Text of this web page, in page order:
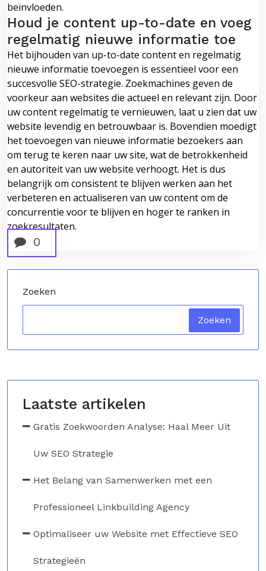
beïnvloeden.
Houd je content up-to-date en voeg
regelmatig nieuwe informatie toe
Het bijhouden van up-to-date content en regelmatig
nieuwe informatie toevoegen is essentieel voor een
succesvolle SEO-strategie. Zoekmachines geven de
voorkeur aan websites die actueel en relevant zijn. Door
uw content regelmatig te vernieuwen, laat u zien dat uw
website levendig en betrouwbaar is. Bovendien moedigt
het toevoegen van nieuwe informatie bezoekers aan
om terug te keren naar uw site, wat de betrokkenheid
en autoriteit van uw website verhoogt. Het is dus
belangrijk om consistent te blijven werken aan het
verbeteren en actualiseren van uw content om de
concurrentie voor te blijven en hoger te ranken in
zoekresultaten.
0
Zoeken
Zoeken
Laatste artikelen
Gratis Zoekwoorden Analyse: Haal Meer Uit
Uw SEO Strategie
Het Belang van Samenwerken met een
Professioneel Linkbuilding Agency
Optimaliseer uw Website met Effectieve SEO
Strategieën